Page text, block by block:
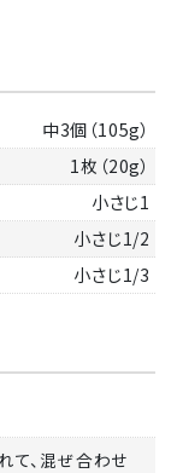
中3個（105g）
1枚（20g）
小さじ1
小さじ1/2
小さじ1/3
て、混ぜ合わせ